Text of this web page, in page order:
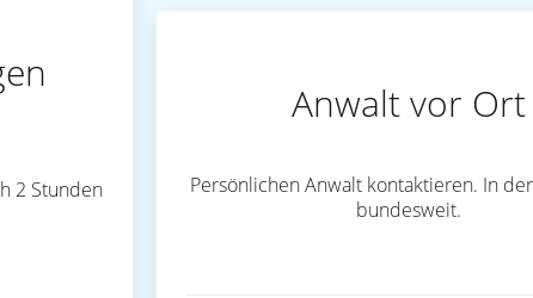
2 Stunden
Anwalt vor Ort
Persönlichen Anwalt kontaktieren. In
bundesweit.